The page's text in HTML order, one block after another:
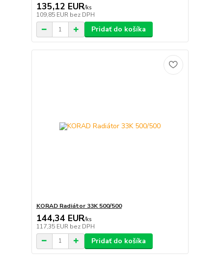
135,12 EUR/ks
109,85 EUR bez DPH
Pridať do košíka
KORAD Radiátor 33K 500/500
144,34 EUR/ks
117,35 EUR bez DPH
Pridať do košíka